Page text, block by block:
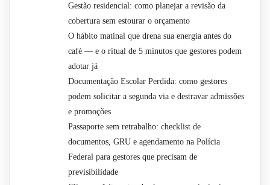
Gestão residencial: como planejar a revisão da
cobertura sem estourar o orçamento
O hábito matinal que drena sua energia antes do
café — e o ritual de 5 minutos que gestores podem
adotar já
Documentação Escolar Perdida: como gestores
podem solicitar a segunda via e destravar admissões
e promoções
Passaporte sem retrabalho: checklist de
documentos, GRU e agendamento na Polícia
Federal para gestores que precisam de
previsibilidade